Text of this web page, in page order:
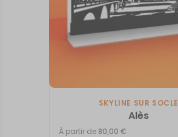
SKYLINE SUR SOCLE
Alès
À partir de 80,00€